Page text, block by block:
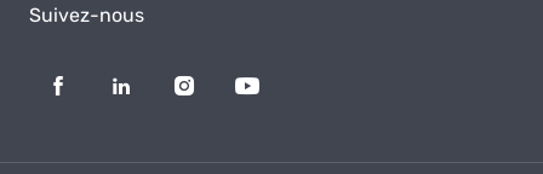
Suivez-nous